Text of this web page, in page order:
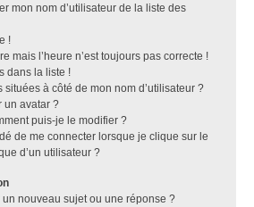
mon nom d’utilisateur de la liste des
!
mais l’heure n’est toujours pas correcte !
dans la liste !
à côté de mon nom d’utilisateur ?
un avatar ?
puis-je le modifier ?
de me connecter lorsque je clique sur le
d’un utilisateur ?
nouveau sujet ou une réponse ?